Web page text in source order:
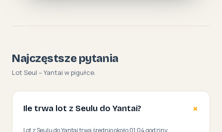
Najczęstsze pytania
Lot Seul – Yantai w pigułce.
Ile trwa lot z Seulu do Yantai?
Lot z Seulu do Yantai trwa średnio około 01:04 godziny.